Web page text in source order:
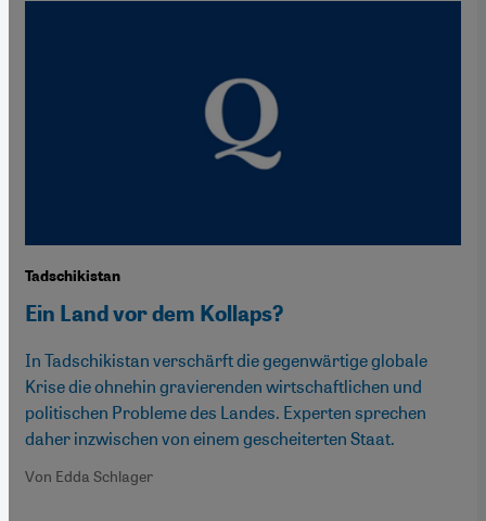
Tadschikistan
Ein Land vor dem Kollaps?
In Tadschikistan verschärft die gegenwärtige globale
Krise die ohnehin gravierenden wirtschaftlichen und
politischen Probleme des Landes. Experten sprechen
daher inzwischen von einem gescheiterten Staat.
Von Edda Schlager